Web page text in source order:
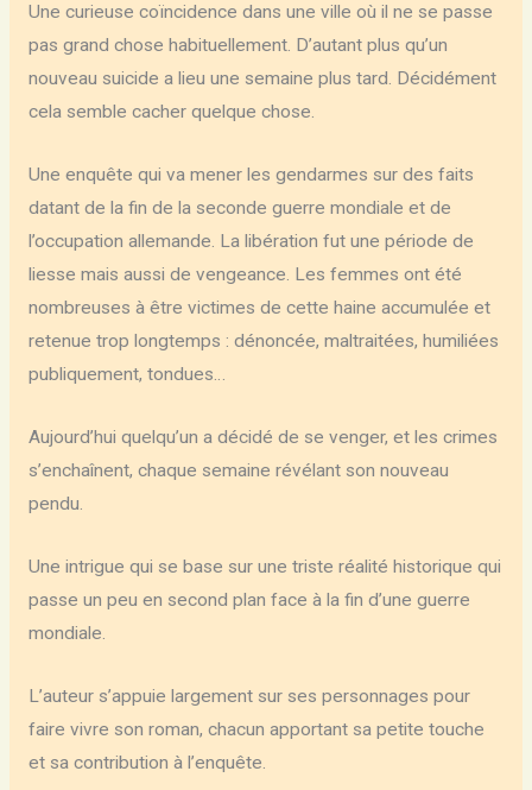
Une curieuse coïncidence dans une ville où il ne se passe
pas grand chose habituellement. D’autant plus qu’un
nouveau suicide a lieu une semaine plus tard. Décidément
cela semble cacher quelque chose.
Une enquête qui va mener les gendarmes sur des faits
datant de la fin de la seconde guerre mondiale et de
l’occupation allemande. La libération fut une période de
liesse mais aussi de vengeance. Les femmes ont été
nombreuses à être victimes de cette haine accumulée et
retenue trop longtemps : dénoncée, maltraitées, humiliées
publiquement, tondues…
Aujourd’hui quelqu’un a décidé de se venger, et les crimes
s’enchaînent, chaque semaine révélant son nouveau
pendu.
Une intrigue qui se base sur une triste réalité historique qui
passe un peu en second plan face à la fin d’une guerre
mondiale.
L’auteur s’appuie largement sur ses personnages pour
faire vivre son roman, chacun apportant sa petite touche
et sa contribution à l’enquête.